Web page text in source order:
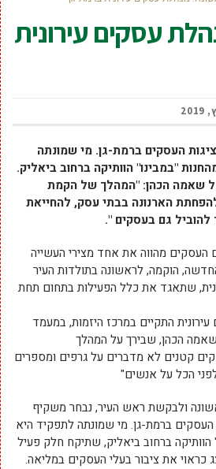
עסקים עירונית
העסקים ברמת-גן. מי שמונתה
"במבינו" הוותיקה ברחוב ביאליק.
שאמה הכהן: "המהלך של הקמת
הארנונה בבתי עסק, להחייאת
להוביל גם בעסקים ".
העסקים מהווה את אחד מצירי העשייה
הוקמה, לראשונה בתולדות העיר
שתאגד את כלל הפעילות בתחום תחת
התקיים במרכז היזמות, במעמד
הכהן, שבירך על המהלך
קטנים לא מדברים על גרפים ומספרים
הכל על אנשים"
ולבקשת ראש העיר, נבחר משקיף
ברמת-גן. מי שמונתה לתפקיד היא
הוותיקה ברחוב ביאליק, שתיקח חלק פעיל
כראוי את ציבור בעלי העסקים במליאה.